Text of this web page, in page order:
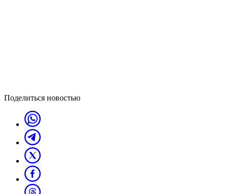
Поделиться новостью